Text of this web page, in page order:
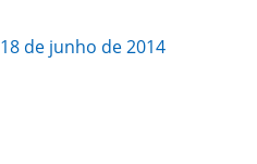
18 de junho de 2014